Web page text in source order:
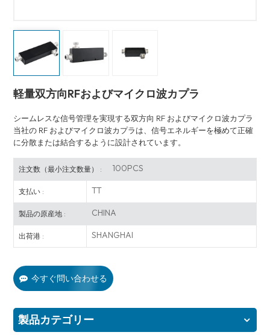
軽量双方向RFおよびマイクロ波カプラ
シームレスな信号管理を実現する双方向 RF およびマイクロ波カプラ
当社の RF およびマイクロ波カプラは、信号エネルギーを極めて正確
に分散または結合するように設計されています。
注文数（最小注文数量） : 100PCS
支払い : TT
製品の原産地 : CHINA
出荷港 : SHANGHAI
今すぐ問い合わせる
製品カテゴリー